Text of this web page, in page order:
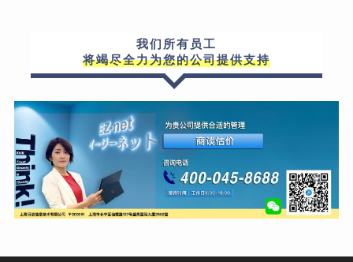
我们所有员工
将竭尽全力为您的公司提供支持